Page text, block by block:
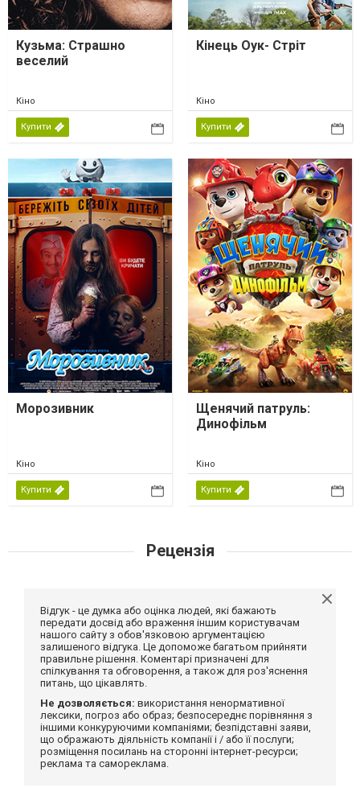
Кузьма: Страшно
веселий
Кіно
Купити
Кінець Оук- Стріт
Кіно
Купити
Морозивник
Кіно
Купити
Щенячий патруль:
Динофільм
Кіно
Купити
Рецензія
Відгук - це думка або оцінка людей, які бажають
передати досвід або враження іншим користувачам
нашого сайту з обов'язковою аргументацією
залишеного відгука. Це допоможе багатьом прийняти
правильне рішення. Коментарі призначені для
спілкування та обговорення, а також для роз'яснення
питань, що цікавлять.
Не дозволяється: використання ненормативної
лексики, погроз або образ; безпосереднє порівняння з
іншими конкуруючими компаніями; безпідставні заяви,
що ображають діяльність компанії і / або її послуги;
розміщення посилань на сторонні інтернет-ресурси;
реклама та самореклама.